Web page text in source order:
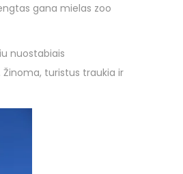
gana mielas zoo
nuostabiais
turistus traukia ir